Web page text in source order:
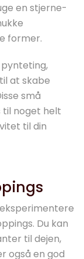
en stjerne-
former.
pynteting,
at skabe
små
til noget helt
til din
Du kan
til dejen,
også en god